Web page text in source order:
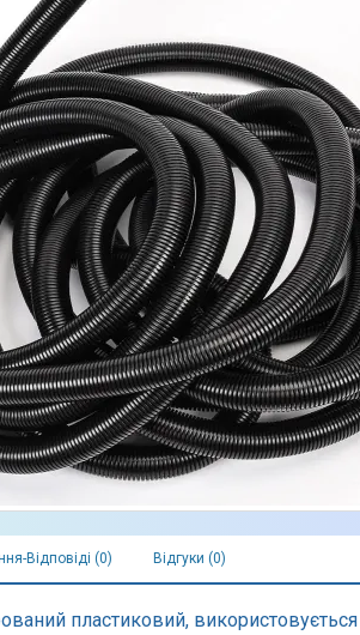
Відповіді (0) Відгуки (0)
пластиковий,